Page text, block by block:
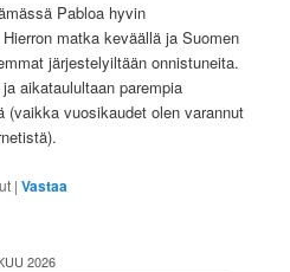
Pabloa hyvin
matka keväällä ja Suomen
järjestelyiltään onnistuneita.
aikataulultaan parempia
(vaikka vuosikaudet olen varannut
|Vastaa
2026